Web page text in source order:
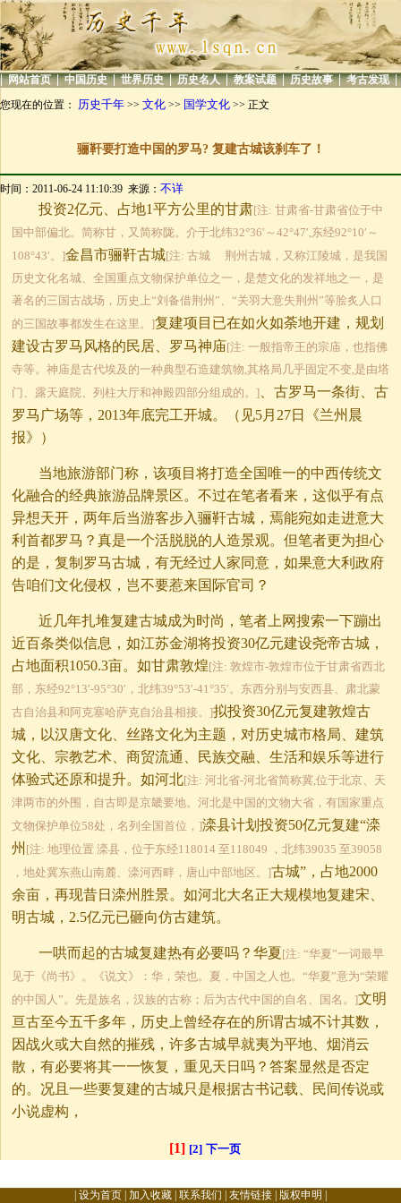
| 网站首页 | 中国历史 | 世界历史 | 历史名人 | 教案试题 | 历史故事 | 考古发现 |
您现在的位置： 历史千年 >> 文化 >> 国学文化 >> 正文
骊靬要打造中国的罗马? 复建古城该刹车了！
时间：2011-06-24 11:10:39 来源： 不详
投资2亿元、占地1平方公里的甘肃[注: 甘肃省-甘肃省位于中
国中部偏北。简称甘，又简称陇。介于北纬32°36′～42°47′,东经92°10′～
108°43′。]金昌市骊靬古城[注: 古城 荆州古城，又称江陵城，是我国
历史文化名城、全国重点文物保护单位之一，是楚文化的发祥地之一，是
著名的三国古战场，历史上“刘备借荆州”、“关羽大意失荆州”等脍炙人口
的三国故事都发生在这里。]复建项目已在如火如荼地开建，规划
建设古罗马风格的民居、罗马神庙[注: 一般指帝王的宗庙，也指佛
寺等。神庙是古代埃及的一种典型石造建筑物,其格局几乎固定不变,是由塔
门、露天庭院、列柱大厅和神殿四部分组成的。] 、古罗马一条街、古
罗马广场等，2013年底完工开城。（见5月27日《兰州晨
报》）
当地旅游部门称，该项目将打造全国唯一的中西传统文
化融合的经典旅游品牌景区。不过在笔者看来，这似乎有点
异想天开，两年后当游客步入骊靬古城，焉能宛如走进意大
利首都罗马？真是一个活脱脱的人造景观。但笔者更为担心
的是，复制罗马古城，有无经过人家同意，如果意大利政府
告咱们文化侵权，岂不要惹来国际官司？
近几年扎堆复建古城成为时尚，笔者上网搜索一下蹦出
近百条类似信息，如江苏金湖将投资30亿元建设尧帝古城，
占地面积1050.3亩。如甘肃敦煌[注: 敦煌市-敦煌市位于甘肃省西北
部，东经92°13′-95°30′，北纬39°53′-41°35′。东西分别与安西县、肃北蒙
古自治县和阿克塞哈萨克自治县相接。]拟投资30亿元复建敦煌古
城，以汉唐文化、丝路文化为主题，对历史城市格局、建筑
文化、宗教艺术、商贸流通、民族交融、生活和娱乐等进行
体验式还原和提升。如河北[注: 河北省-河北省简称冀,位于北京、天
津两市的外围，自古即是京畿要地。河北是中国的文物大省，有国家重点
文物保护单位58处，名列全国首位，]滦县计划投资50亿元复建“滦
州 [注: 地理位置 滦县，位于东经118014 至118049 ，北纬39035 至39058
，地处冀东燕山南麓、滦河西畔，唐山中部地区。]古城”，占地2000
余亩，再现昔日滦州胜景。如河北大名正大规模地复建宋、
明古城，2.5亿元已砸向仿古建筑。
一哄而起的古城复建热有必要吗？华夏[注: “华夏”一词最早
见于《尚书》。《说文》：华，荣也。夏，中国之人也。“华夏”意为“荣耀
的中国人”。先是族名，汉族的古称；后为古代中国的自名、国名。]文明
亘古至今五千多年，历史上曾经存在的所谓古城不计其数，
因战火或大自然的摧残，许多古城早就夷为平地、烟消云
散，有必要将其一一恢复，重见天日吗？答案显然是否定
的。况且一些要复建的古城只是根据古书记载、民间传说或
小说虚构，
[1] [2] 下一页
设为首页 加入收藏 联系我们 友情链接 版权申明